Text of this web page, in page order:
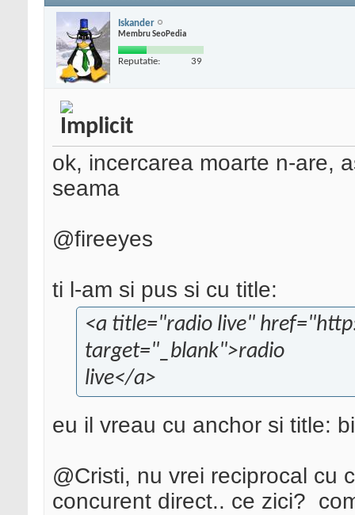
Iskander
Membru SeoPedia
Reputatie: 39
ok, incercarea moarte n-are,
seama
@fireeyes
ti l-am si pus si cu title:
<a title="radio live"
target="_blank">radio
live</a>
eu il vreau cu anchor si title:
@Cristi, nu vrei reciprocal cu
concurent direct.. ce zici?